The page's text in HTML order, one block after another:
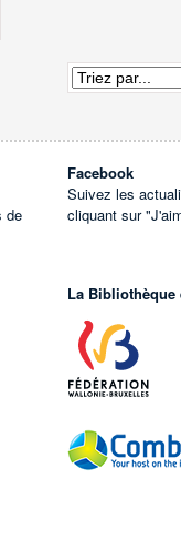
de
Facebook
Suivez les
cliquant sur
La Bibliothèque